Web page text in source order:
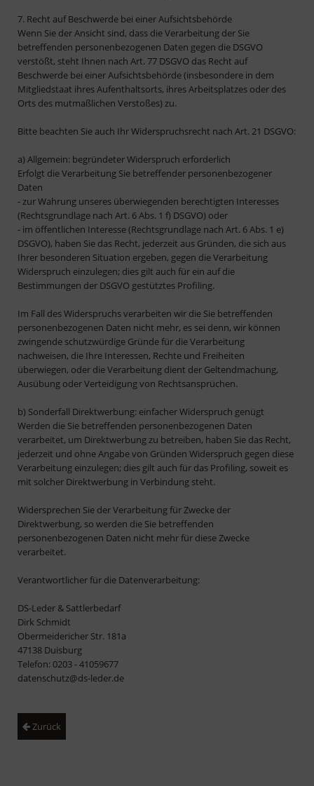
7. Recht auf Beschwerde bei einer Aufsichtsbehörde
Wenn Sie der Ansicht sind, dass die Verarbeitung der Sie
betreffenden personenbezogenen Daten gegen die DSGVO
verstößt, steht Ihnen nach Art. 77 DSGVO das Recht auf
Beschwerde bei einer Aufsichtsbehörde (insbesondere in dem
Mitgliedstaat ihres Aufenthaltsorts, ihres Arbeitsplatzes oder des
Orts des mutmaßlichen Verstoßes) zu.
Bitte beachten Sie auch Ihr Widerspruchsrecht nach Art. 21 DSGVO:
a) Allgemein: begründeter Widerspruch erforderlich
Erfolgt die Verarbeitung Sie betreffender personenbezogener
Daten
- zur Wahrung unseres überwiegenden berechtigten Interesses
(Rechtsgrundlage nach Art. 6 Abs. 1 f) DSGVO) oder
- im öffentlichen Interesse (Rechtsgrundlage nach Art. 6 Abs. 1 e)
DSGVO), haben Sie das Recht, jederzeit aus Gründen, die sich aus
Ihrer besonderen Situation ergeben, gegen die Verarbeitung
Widerspruch einzulegen; dies gilt auch für ein auf die
Bestimmungen der DSGVO gestütztes Profiling.
Im Fall des Widerspruchs verarbeiten wir die Sie betreffenden
personenbezogenen Daten nicht mehr, es sei denn, wir können
zwingende schutzwürdige Gründe für die Verarbeitung
nachweisen, die Ihre Interessen, Rechte und Freiheiten
überwiegen, oder die Verarbeitung dient der Geltendmachung,
Ausübung oder Verteidigung von Rechtsansprüchen.
b) Sonderfall Direktwerbung: einfacher Widerspruch genügt
Werden die Sie betreffenden personenbezogenen Daten
verarbeitet, um Direktwerbung zu betreiben, haben Sie das Recht,
jederzeit und ohne Angabe von Gründen Widerspruch gegen diese
Verarbeitung einzulegen; dies gilt auch für das Profiling, soweit es
mit solcher Direktwerbung in Verbindung steht.
Widersprechen Sie der Verarbeitung für Zwecke der
Direktwerbung, so werden die Sie betreffenden
personenbezogenen Daten nicht mehr für diese Zwecke
verarbeitet.
Verantwortlicher für die Datenverarbeitung:
DS-Leder & Sattlerbedarf
Dirk Schmidt
Obermeidericher Str. 181a
47138 Duisburg
Telefon: 0203 - 41059677
datenschutz@ds-leder.de
Zurück